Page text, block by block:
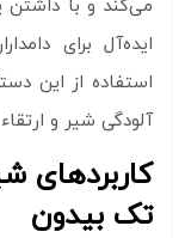
می‌کند و با
ایده‌آل برای
استفاده از این
آلودگی شیر و
کاربردهای
تک بیدون